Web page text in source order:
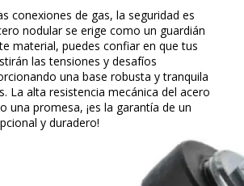
conexiones de gas, la seguridad es
nodular se erige como un guardián
material, puedes confiar en que tus
las tensiones y desafíos
una base robusta y tranquila
La alta resistencia mecánica del acero
una promesa, ¡es la garantía de un
y duradero!